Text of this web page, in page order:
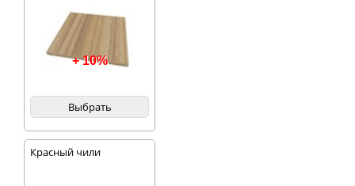
+ 10%
Выбрать
Красный чили